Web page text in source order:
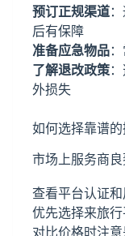
预订正规渠道
后有保障
准备应急物品
了解退改政策
外损失
如何选择靠谱
市场上服务商良
查看平台认证
优先选择来旅
对比价格时注